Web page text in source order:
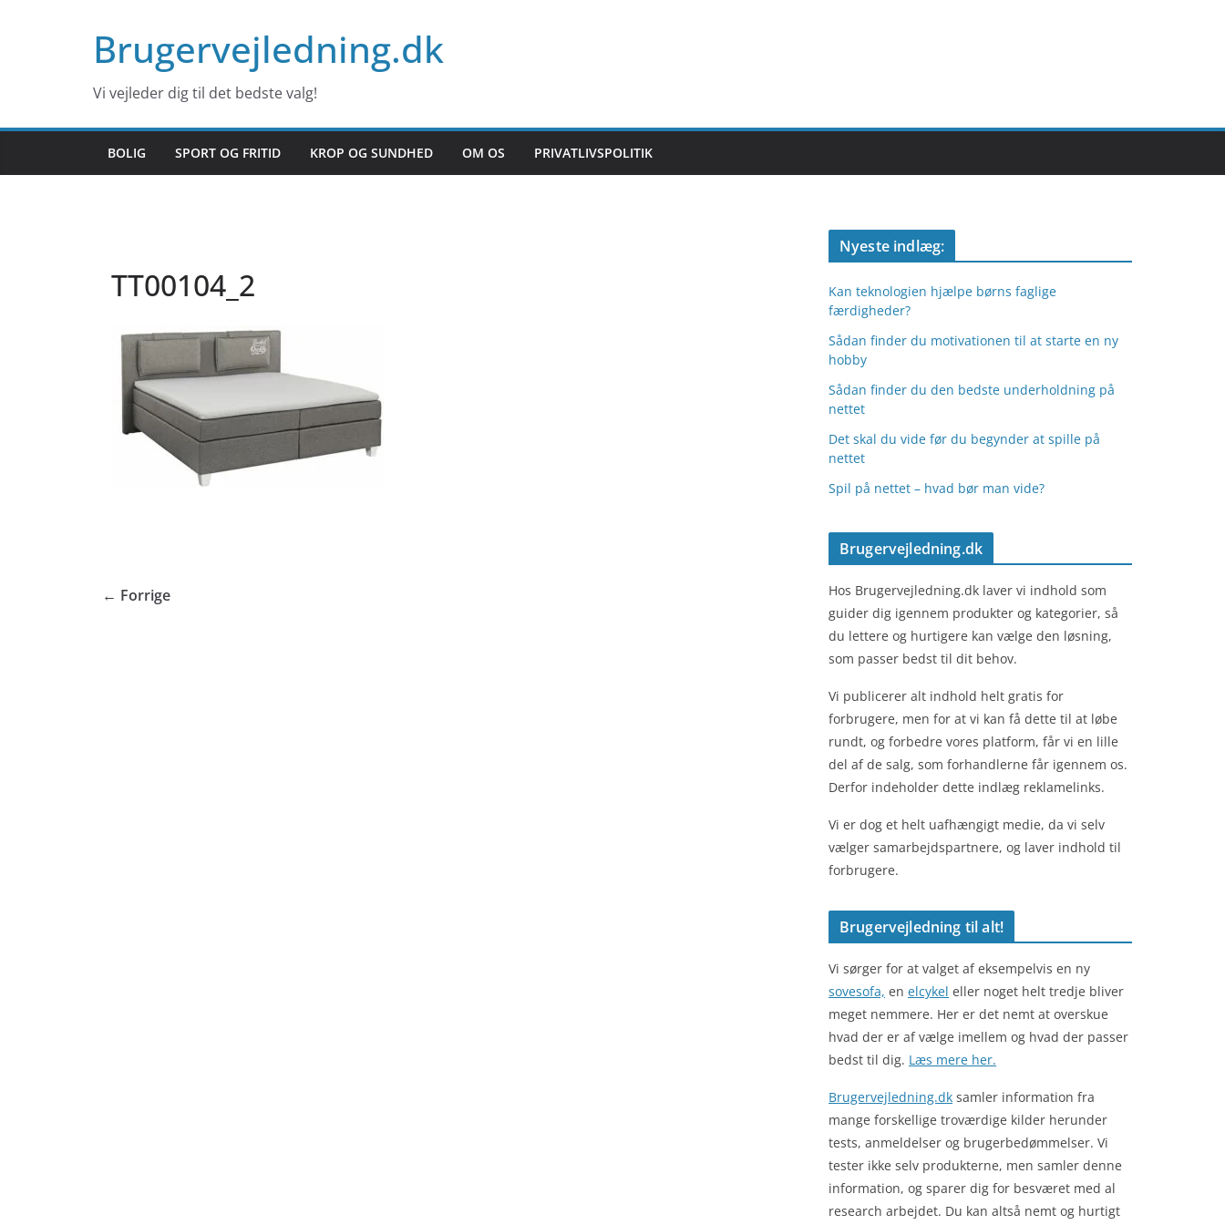
Brugervejledning.dk
Vi vejleder dig til det bedste valg!
BOLIG SPORT OG FRITID KROP OG SUNDHED OM OS PRIVATLIVSPOLITIK
TT00104_2
← Forrige
Nyeste indlæg:
Kan teknologien hjælpe børns faglige
færdigheder?
Sådan finder du motivationen til at starte en ny
hobby
Sådan finder du den bedste underholdning på
nettet
Det skal du vide før du begynder at spille på
nettet
Spil på nettet – hvad bør man vide?
Brugervejledning.dk
Hos Brugervejledning.dk laver vi indhold som
guider dig igennem produkter og kategorier, så
du lettere og hurtigere kan vælge den løsning,
som passer bedst til dit behov.
Vi publicerer alt indhold helt gratis for
forbrugere, men for at vi kan få dette til at løbe
rundt, og forbedre vores platform, får vi en lille
del af de salg, som forhandlerne får igennem os.
Derfor indeholder dette indlæg reklamelinks.
Vi er dog et helt uafhængigt medie, da vi selv
vælger samarbejdspartnere, og laver indhold til
forbrugere.
Brugervejledning til alt!
Vi sørger for at valget af eksempelvis en ny
sovesofa, en elcykel eller noget helt tredje bliver
meget nemmere. Her er det nemt at overskue
hvad der er af vælge imellem og hvad der passer
bedst til dig. Læs mere her.
Brugervejledning.dk samler information fra
mange forskellige troværdige kilder herunder
tests, anmeldelser og brugerbedømmelser. Vi
tester ikke selv produkterne, men samler denne
information, og sparer dig for besværet med al
research arbejdet. Du kan altså nemt og hurtigt